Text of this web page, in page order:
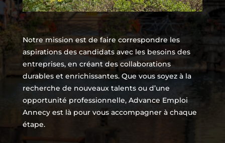
Notre mission est de faire correspondre les
aspirations des candidats avec les besoins des
entreprises, en créant des collaborations
durables et enrichissantes. Que vous soyez à la
recherche de nouveaux talents ou d’une
opportunité professionnelle, Advance Emploi
Annecy est là pour vous accompagner à chaque
étape.